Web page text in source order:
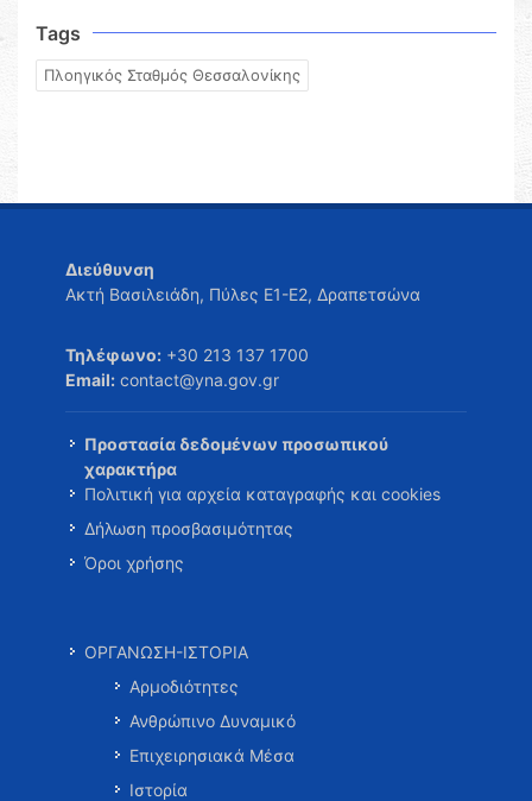
Tags
Πλοηγικός Σταθμός Θεσσαλονίκης
Διεύθυνση
Ακτή Βασιλειάδη, Πύλες Ε1-Ε2, Δραπετσώνα
Τηλέφωνο: +30 213 137 1700
Email: contact@yna.gov.gr
Προστασία δεδομένων προσωπικού
χαρακτήρα
Πολιτική για αρχεία καταγραφής και cookies
Δήλωση προσβασιμότητας
Όροι χρήσης
ΟΡΓΑΝΩΣΗ-ΙΣΤΟΡΙΑ
Αρμοδιότητες
Ανθρώπινο Δυναμικό
Επιχειρησιακά Μέσα
Ιστορία